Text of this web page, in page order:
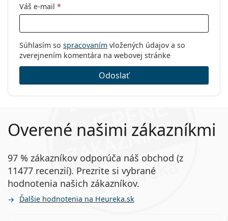
Váš e-mail *
Súhlasím so spracovaním vložených údajov a so
zverejnením komentára na webovej stránke
Odoslať
Overené našimi zákazníkmi
97 % zákazníkov odporúča náš obchod (z
11477 recenzií). Prezrite si vybrané
hodnotenia našich zákazníkov.
Ďalšie hodnotenia na Heureka.sk